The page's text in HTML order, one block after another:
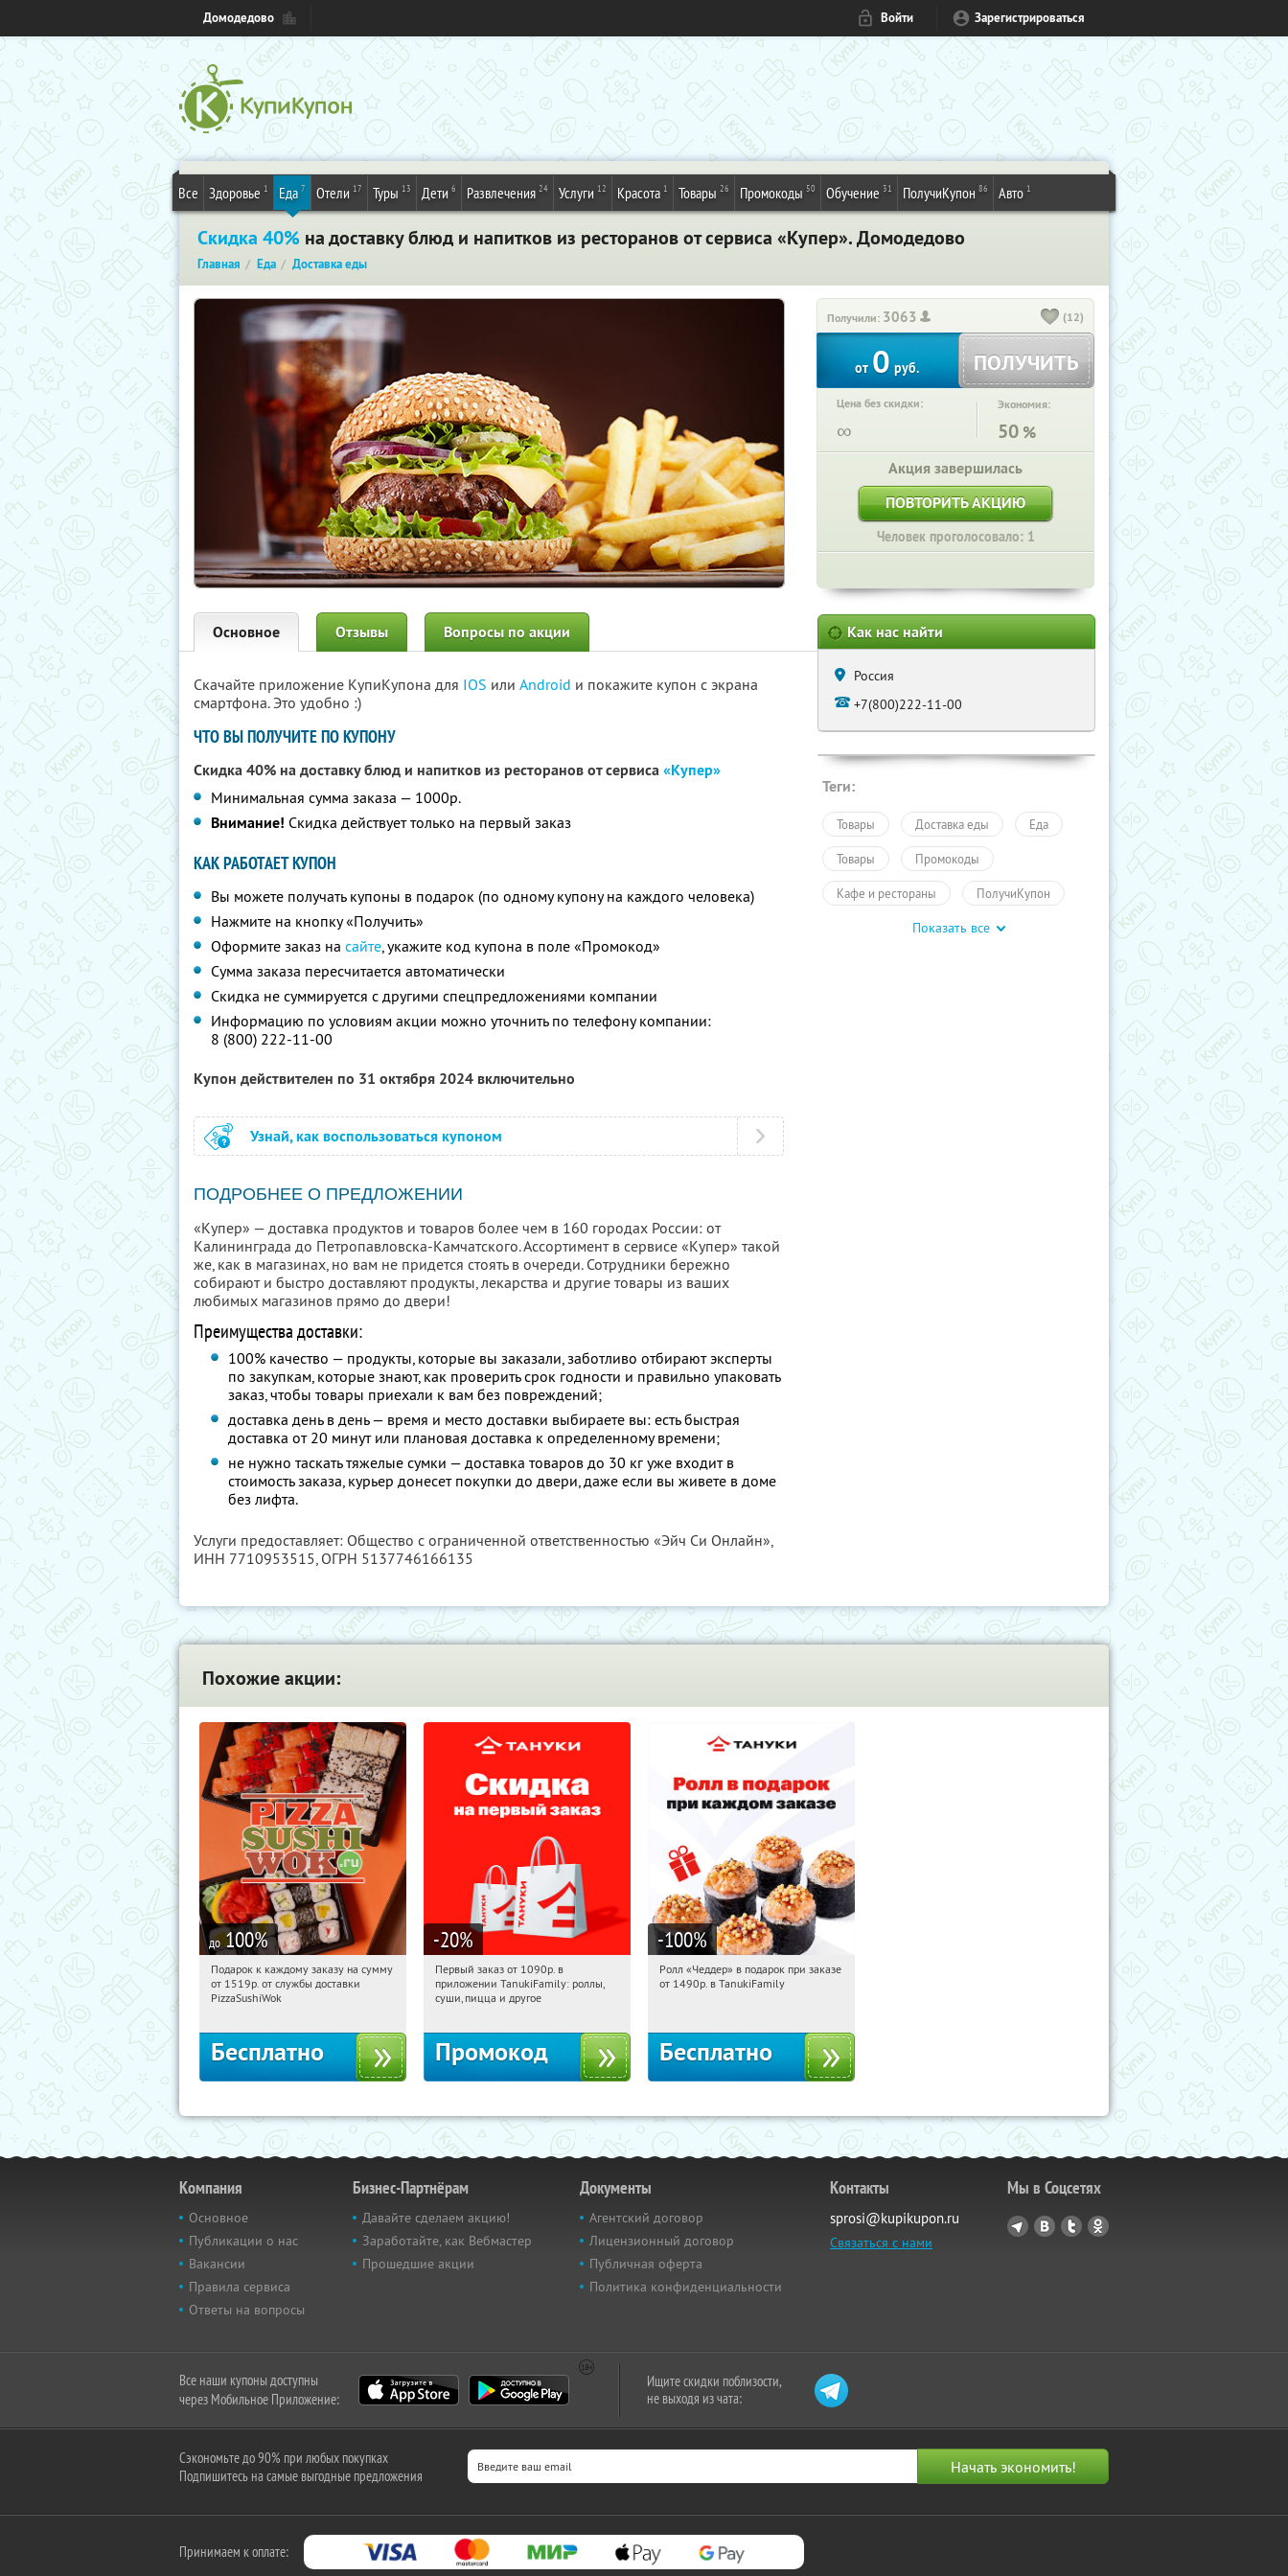
Домодедово Войти Зарегистрироваться
Все Здоровье 1 Еда 7 Отели 17 Туры 13 Дети 6 Развлечения 24 Услуги 12 Красота 1 Товары 26 Промокоды 50 Обучение 31 ПолучиКупон 86 Авто 1
Скидка 40% на доставку блюд и напитков из ресторанов от сервиса «Купер». Домодедово
Главная Еда Доставка еды
Получили: 3063 (12)
от0 руб. ПОЛУЧИТЬ
Цена без скидки:
∞
Экономия:
50 %
Акция завершилась
ПОВТОРИТЬ АКЦИЮ
Человек проголосовало: 1
Основное Отзывы Вопросы по акции
Скачайте приложение КупиКупона для IOS или Android и покажите купон с экрана
смартфона. Это удобно :)
ЧТО ВЫ ПОЛУЧИТЕ ПО КУПОНУ
Скидка 40% на доставку блюд и напитков из ресторанов от сервиса«Купер»
Минимальная сумма заказа — 1000р.
Внимание! Скидка действует только на первый заказ
КАК РАБОТАЕТ КУПОН
Вы можете получать купоны в подарок (по одному купону на каждого человека)
Нажмите на кнопку «Получить»
Оформите заказ на сайте, укажите код купона в поле «Промокод»
Сумма заказа пересчитается автоматически
Скидка не суммируется с другими спецпредложениями компании
Информацию по условиям акции можно уточнить по телефону компании:
8 (800) 222-11-00
Купон действителен по 31 октября 2024 включительно
Узнай, как воспользоваться купоном
ПОДРОБНЕЕ О ПРЕДЛОЖЕНИИ
«Купер» — доставка продуктов и товаров более чем в 160 городах России: от
Калининграда до Петропавловска-Камчатского. Ассортимент в сервисе «Купер» такой
же, как в магазинах, но вам не придется стоять в очереди. Сотрудники бережно
собирают и быстро доставляют продукты, лекарства и другие товары из ваших
любимых магазинов прямо до двери!
Преимущества доставки:
100% качество — продукты, которые вы заказали, заботливо отбирают эксперты
по закупкам, которые знают, как проверить срок годности и правильно упаковать
заказ, чтобы товары приехали к вам без повреждений;
доставка день в день — время и место доставки выбираете вы: есть быстрая
доставка от 20 минут или плановая доставка к определенному времени;
не нужно таскать тяжелые сумки — доставка товаров до 30 кг уже входит в
стоимость заказа, курьер донесет покупки до двери, даже если вы живете в доме
без лифта.
Услуги предоставляет: Общество с ограниченной ответственностью «Эйч Си Онлайн»,
ИНН 7710953515, ОГРН 5137746166135
Как нас найти
Россия
+7(800)222-11-00
Теги:
Товары Доставка еды Еда
Товары Промокоды
Кафе и рестораны ПолучиКупон
Показать все
Похожие акции:
до 100%
18:33:54 Получили:197
г. Москва
Подарок к каждому заказу на сумму
от 1519р. от службы доставки
PizzaSushiWok
Бесплатно
-20%
18:33:54 Получили:
Россия
Первый заказ от 1090р. в
приложении TanukiFamily: роллы,
суши, пицца и другое
Промокод
-100%
18:33:54 Получили:108
Ролл «Чеддер» в подарок при заказе
от 1490р. в TanukiFamily
Бесплатно
Компания
Основное
Публикации о нас
Вакансии
Правила сервиса
Ответы на вопросы
Бизнес-Партнёрам
Давайте сделаем акцию!
Заработайте, как Вебмастер
Прошедшие акции
Документы
Агентский договор
Лицензионный договор
Публичная оферта
Политика конфиденциальности
Контакты
sprosi@kupikupon.ru
Связаться с нами
Мы в Соцсетях
Все наши купоны доступны
через Мобильное Приложение:
Ищите скидки поблизости,
не выходя из чата:
Сэкономьте до 90% при любых покупках
Подпишитесь на самые выгодные предложения
Принимаем к оплате: